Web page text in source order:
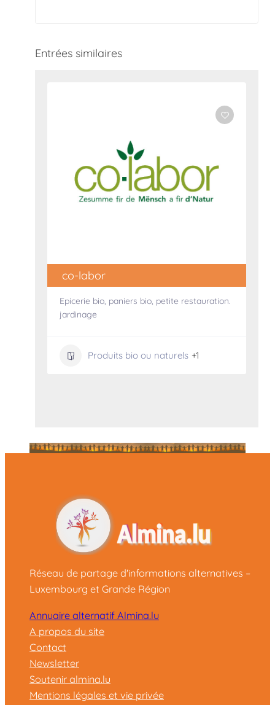
Entrées similaires
co-labor
Epicerie bio, paniers bio, petite restauration.
jardinage
Produits bio ou naturels +1
Réseau de partage d'informations alternatives –
Luxembourg et Grande Région
Annuaire alternatif Almina.lu
A propos du site
Contact
Newsletter
Soutenir almina.lu
Mentions légales et vie privée